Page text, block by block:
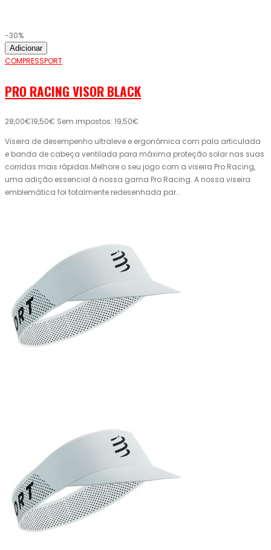
-30%
Adicionar
COMPRESSPORT
PRO RACING VISOR BLACK
28,00€19,50€ Sem impostos: 19,50€
Viseira de desempenho ultraleve e ergonómica com pala articulada
e banda de cabeça ventilada para máxima proteção solar nas suas
corridas mais rápidas.Melhore o seu jogo com a viseira Pro Racing,
uma adição essencial à nossa gama Pro Racing. A nossa viseira
emblemática foi totalmente redesenhada par..